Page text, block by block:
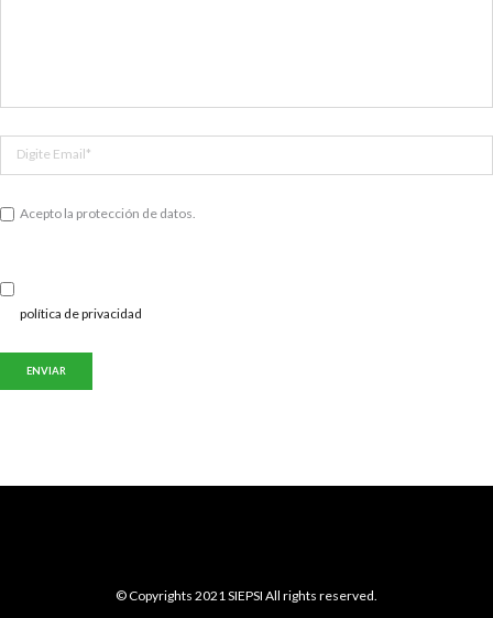
Acepto la protección de datos.
política de privacidad
© Copyrights 2021 SIEPSI All rights reserved.